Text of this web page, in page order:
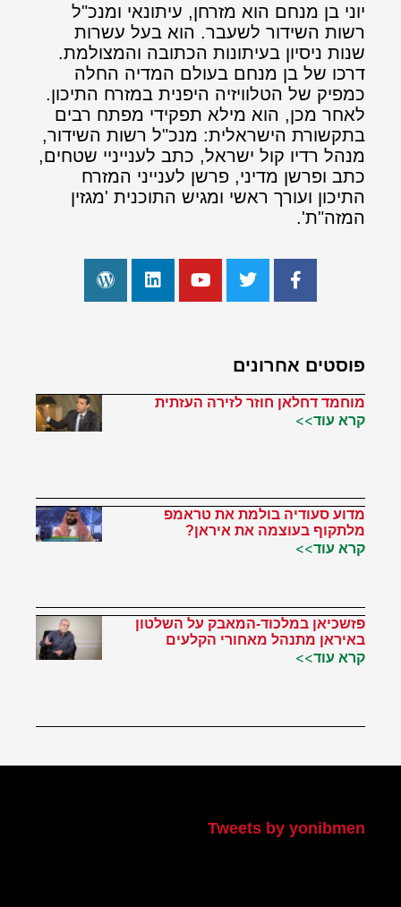
יוני בן מנחם הוא מזרחן, עיתונאי ומנכ"ל
רשות השידור לשעבר. הוא בעל עשרות
שנות ניסיון בעיתונות הכתובה והמצולמת.
דרכו של בן מנחם בעולם המדיה החלה
כמפיק של הטלוויזיה היפנית במזרח התיכון.
לאחר מכן, הוא מילא תפקידי מפתח רבים
בתקשורת הישראלית: מנכ"ל רשות השידור,
מנהל רדיו קול ישראל, כתב לענייניי שטחים,
כתב ופרשן מדיני, פרשן לענייני המזרח
התיכון ועורך ראשי ומגיש התוכנית 'מגזין
המזה"ת'.
פוסטים אחרונים
מוחמד דחלאן חוזר לזירה העזתית
קרא עוד>>
מדוע סעודיה בולמת את טראמפ
מלתקוף בעוצמה את איראן?
קרא עוד>>
פזשכיאן במלכוד-המאבק על השלטון
באיראן מתנהל מאחורי הקלעים
קרא עוד>>
Tweets by yonibmen